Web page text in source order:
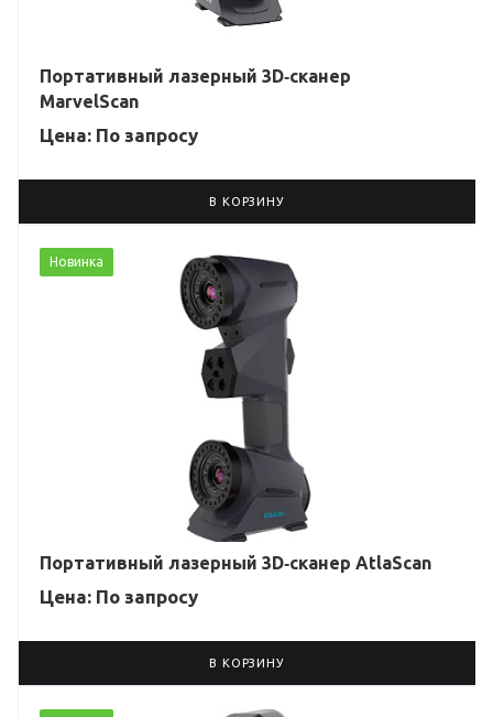
Портативный лазерный 3D‑сканер
MarvelScan
Цена: По запросу
В КОРЗИНУ
Новинка
Портативный лазерный 3D‑сканер AtlaScan
Цена: По запросу
В КОРЗИНУ